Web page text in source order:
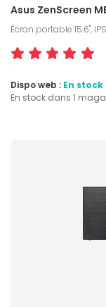
Asus ZenScreen
Écran portable 15.6",
Dispo web : En stock
En stock dans 1